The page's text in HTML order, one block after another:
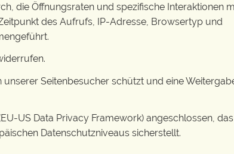
die Öffnungsraten und spezifische Interaktionen
des Aufrufs, IP-Adresse, Browsertyp und
Seitenbesucher schützt und eine
US Data Privacy Framework) angeschlossen,
Datenschutzniveaus sicherstellt.